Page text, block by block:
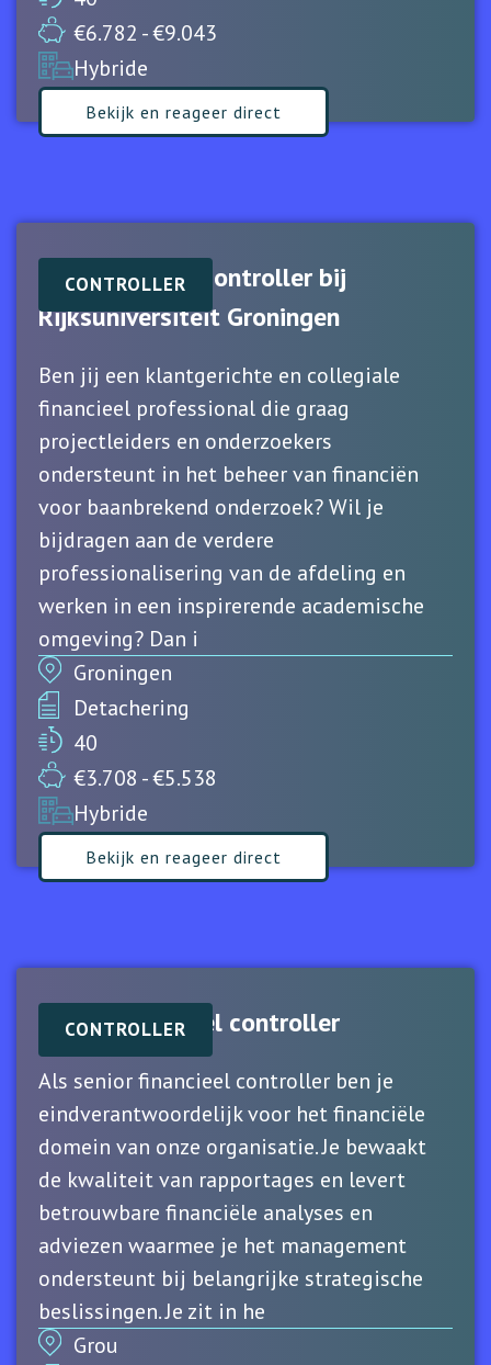
€6.782 - €9.043
Hybride
Bekijk en reageer direct
CONTROLLER
Senior project controller bij
Rijksuniversiteit Groningen
Ben jij een klantgerichte en collegiale
financieel professional die graag
projectleiders en onderzoekers
ondersteunt in het beheer van financiën
voor baanbrekend onderzoek? Wil je
bijdragen aan de verdere
professionalisering van de afdeling en
werken in een inspirerende academische
omgeving? Dan i
Groningen
Detachering
40
€3.708 - €5.538
Hybride
Bekijk en reageer direct
CONTROLLER
Senior financieel controller
Als senior financieel controller ben je
eindverantwoordelijk voor het financiële
domein van onze organisatie. Je bewaakt
de kwaliteit van rapportages en levert
betrouwbare financiële analyses en
adviezen waarmee je het management
ondersteunt bij belangrijke strategische
beslissingen. Je zit in he
Grou